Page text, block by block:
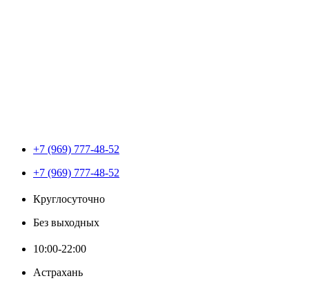
+7 (969) 777-48-52
+7 (969) 777-48-52
Круглосуточно
Без выходных
10:00-22:00
Астрахань